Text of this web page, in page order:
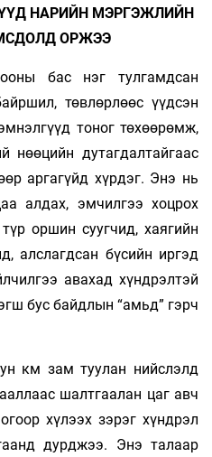
НАРИЙН МЭРГЭЖЛИЙН
ОРЖЭЭ
бас нэг тулгамдсан
төвлөрлөөс үүдсэн
тоног төхөөрөмж,
нөөцийн дутагдалтайгаас
аргагүйд хүрдэг. Энэ нь
алдах, эмчилгээ хоцрох
оршин суугчид, хаягийн
алслагдсан бүсийн иргэд
авахад хүндрэлтэй
бус байдлын “амьд” гэрч
км зам туулан нийслэлд
шалтгаалан цаг авч
хүлээх зэрэг хүндрэл
дурджээ. Энэ талаар